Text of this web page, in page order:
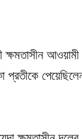
ক্ষমতাসীন আওয়ামী